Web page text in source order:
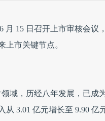
月 15 日召开上市审核会议
上市关键节点。
域，历经八年发展，已成
从 3.01 亿元增长至 9.90 亿